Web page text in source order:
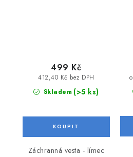
Skladem (>5 ks)
412,40 Kč bez DPH
499 Kč
Záchranná vesta - límec